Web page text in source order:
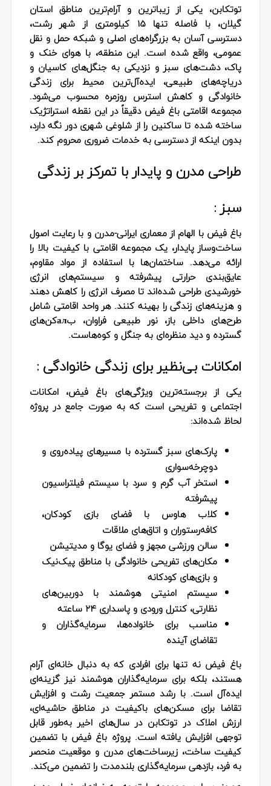
توتکابن، یکی از زیباترین و آرام‌ترین مناطق استان
گیلان، با فاصله تنها ۱۵ کیلومتری از شهر رشت،
دسترسی آسان به بزرگراه‌های اصلی و شبکه حمل و نقل
عمومی، واقع شده است. این منطقه، با هوای خنک و
پاک، دشت‌های سبز و نزدیکی به جنگل‌های کاسیان و
دریاچه‌های طبیعی، ایده‌آل‌ترین محیط برای زندگی
خانوادگی و کاهش استرس روزمره محسوب می‌شود.
مجموعه اقامتی باغ فیض دقیقاً در این نقطه استراتژیک
ساخته شده تا ساکنین را از شلوغی شهری دور نگه دارد،
بدون اینکه از دسترسی به خدمات ضروری محروم کند.
طراحی مدرن و پایدار با تمرکز بر زندگی
سبز :
باغ فیض با الهام از معماری ایرانی-مدرن و با رعایت اصول
ساخت‌وساز پایدار، یک مجموعه اقامتی با کیفیت بالا را
ارائه می‌دهد. ساختمان‌ها با استفاده از مواد مقاوم،
عایق‌بندی حرارتی پیشرفته و سیستم‌های انرژی
خورشیدی طراحی شده‌اند تا مصرف انرژی را کاهش دهند
و هزینه‌های زندگی را بهینه کنند. هر واحد اقامتی شامل
طرح‌های داخلی باز، نور طبیعی فراوان، بалکن‌های
گسترده و دید منظره‌ای به جنگل و کوه‌هاست.
امکانات بی‌نظیر برای زندگی خانوادگی :
یکی از برجسته‌ترین ویژگی‌های باغ فیض، امکانات
اجتماعی و تفریحی است که به صورت جامع در پروژه
لحاظ شده‌اند:
پارک‌های سبز گسترده با مسیرهای پیاده‌روی و
دوچرخه‌سواری
استخر آب گرم و سرد با سیستم فیلتراسیون
پیشرفته
کلاب هاوس با فضای بازی کودکان،
کافه‌رستوران و اتاق‌های ملاقات
سالن ورزشی مجهز و فضای یوگا و مدیتیشن
مکان‌های تفریحی خانوادگی با مناطق پیک‌نیک
و بازی‌های کودکانه
سیستم امنیتی هوشمند با دوربین‌های
نظارتی، کنترل ورودی و پاسداری ۲۴ ساعته
مناسب برای خانواده‌ها، سرمایه‌گذاران و
تقاضای آینده
باغ فیض نه تنها برای افرادی که به دنبال خانه‌ای آرام
هستند، بلکه برای سرمایه‌گذاران هوشمند نیز گزینه‌ای
ایده‌آل است. با رشد مستمر جمعیت رشت و افزایش
تقاضا برای مسکن‌های باکیفیت در مناطق حاشیه‌ای،
ارزش املاک در توتکابن در سال‌های اخیر به‌طور قابل
توجهی افزایش یافته است. پروژه باغ فیض با تضمین
کیفیت ساخت، زیرساخت‌های مدرن و موقعیت منحصر
به فرد، بازدهی سرمایه‌گذاری بلندمدت را تضمین می‌کند.